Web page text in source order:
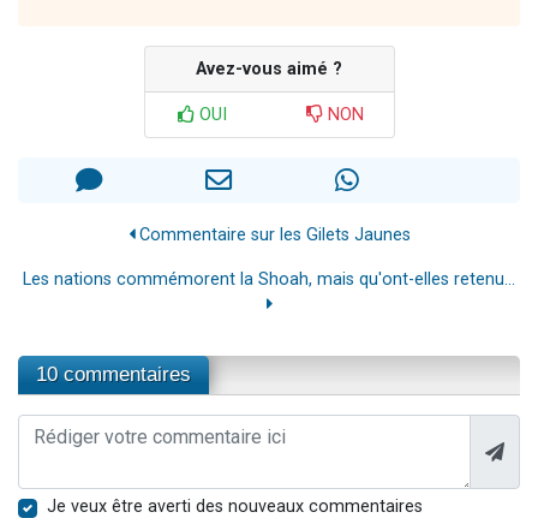
Avez-vous aimé ?
OUI NON
Commentaire sur les Gilets Jaunes
Les nations commémorent la Shoah, mais qu'ont-elles retenu...
10 commentaires
Je veux être averti des nouveaux commentaires